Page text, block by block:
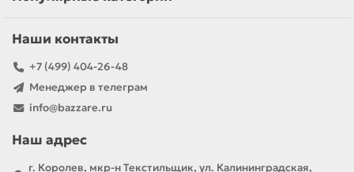
ПродукцияOlsa
✓ Прочный металлокаркас с антикоррозийным
покрытием
✓ Эргономичный дизайн и
Наши контакты
+7 (499) 404-26-48
Менеджер в телеграм
info@bazzare.ru
Наш адрес
г. Королев, мкр-н Текстильщик, ул. Калининградская,